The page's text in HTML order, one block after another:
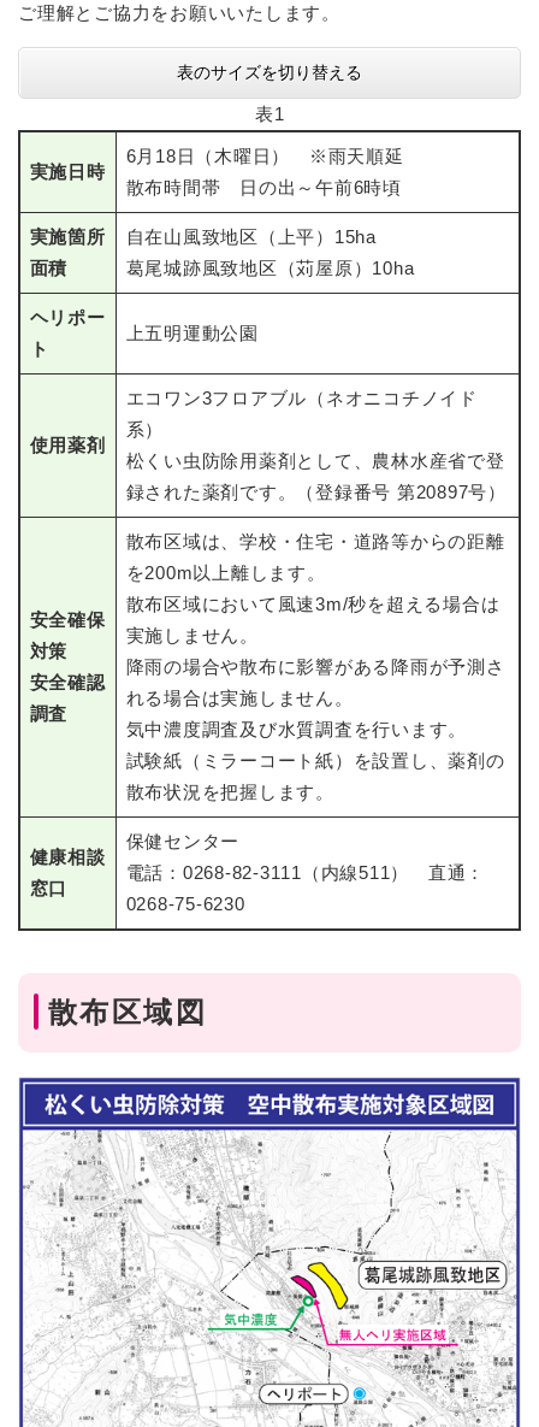
ご理解とご協力をお願いいたします。
表のサイズを切り替える
表1
実施日時
6月18日（木曜日） ※雨天順延
散布時間帯 日の出～午前6時頃
実施箇所
面積
自在山風致地区（上平）15ha
葛尾城跡風致地区（苅屋原）10ha
ヘリポー
ト
上五明運動公園
使用薬剤
エコワン3フロアブル（ネオニコチノイド
系）
松くい虫防除用薬剤として、農林水産省で登
録された薬剤です。（登録番号 第20897号）
安全確保
対策
安全確認
調査
散布区域は、学校・住宅・道路等からの距離
を200m以上離します。
散布区域において風速3m/秒を超える場合は
実施しません。
降雨の場合や散布に影響がある降雨が予測さ
れる場合は実施しません。
気中濃度調査及び水質調査を行います。
試験紙（ミラーコート紙）を設置し、薬剤の
散布状況を把握します。
健康相談
窓口
保健センター
電話：0268-82-3111（内線511） 直通：
0268-75-6230
散布区域図